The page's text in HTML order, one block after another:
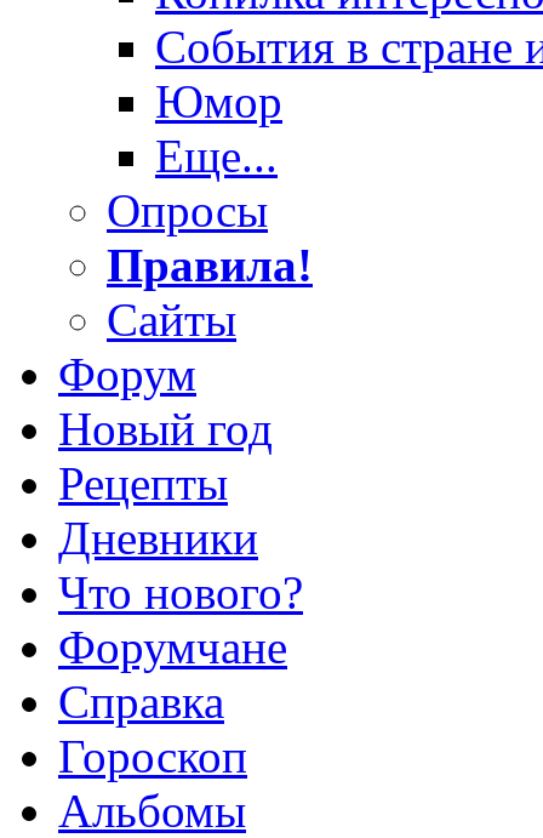
События в стране
Юмор
Еще...
Опросы
Правила!
Сайты
Форум
Новый год
Рецепты
Дневники
Что нового?
Форумчане
Справка
Гороскоп
Альбомы